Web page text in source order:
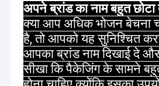
अपने ब्रांड का नाम बहुत
क्या आप अधिक भोजन बेचना
है, तो आपको यह सुनिश्चित
आपका ब्रांड नाम दिखाई दे
सीखा कि पैकेजिंग के सामने